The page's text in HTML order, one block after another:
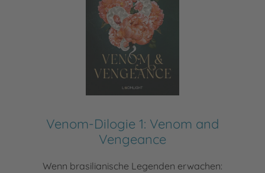
Venom-Dilogie 1: Venom and
Vengeance
Wenn brasilianische Legenden erwachen: